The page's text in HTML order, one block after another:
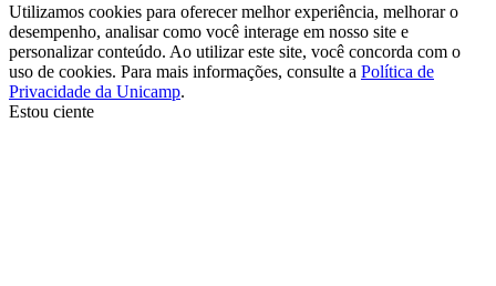
Utilizamos cookies para oferecer melhor experiência, melhorar o
desempenho, analisar como você interage em nosso site e
personalizar conteúdo. Ao utilizar este site, você concorda com o
uso de cookies. Para mais informações, consulte a Política de
Privacidade da Unicamp.
Estou ciente